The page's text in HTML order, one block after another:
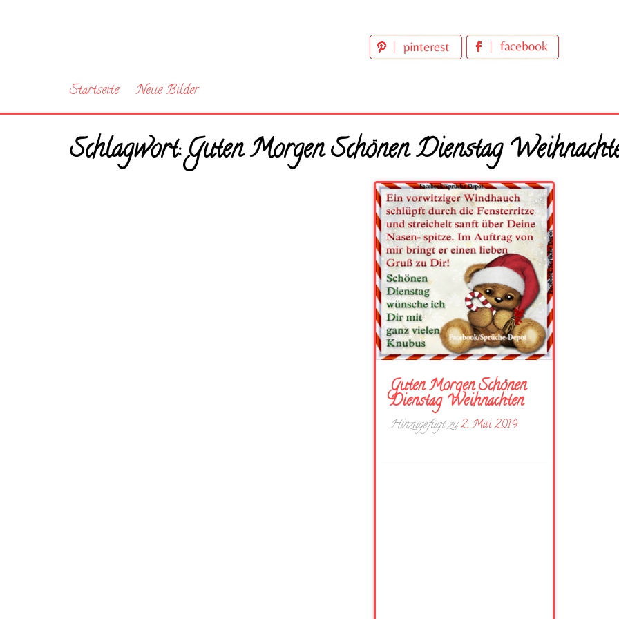
Startseite Neue Bilder
Schlagwort:Guten Morgen Schönen Dienstag
Guten Morgen Schönen
Dienstag Weihnachten
Hinzugefügt zu2. Mai 2019